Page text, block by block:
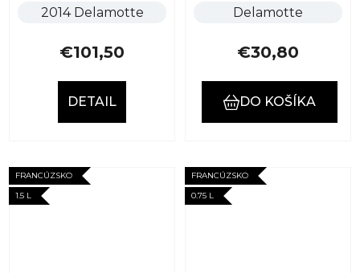
2014 Delamotte
€101,50
DETAIL
Delamotte
€30,80
DO KOŠÍKA
FRANCÚZSKO
1.5 L
FRANCÚZSKO
0.75 L